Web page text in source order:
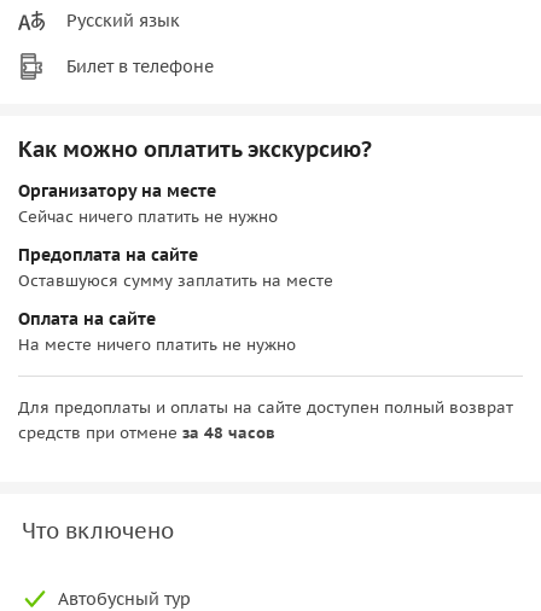
Русский язык
Билет в телефоне
Как можно оплатить экскурсию?
Организатору на месте
Сейчас ничего платить не нужно
Предоплата на сайте
Оставшуюся сумму заплатить на месте
Оплата на сайте
На месте ничего платить не нужно
Для предоплаты и оплаты на сайте доступен полный возврат
средств при отмене за 48 часов
Что включено
Автобусный тур